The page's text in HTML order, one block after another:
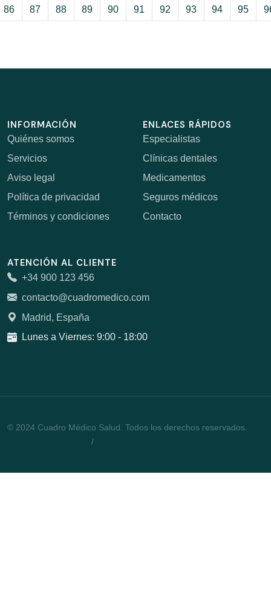
86 87 88 89 90 91 92 93 94 95
INFORMACIÓN
Quiénes somos
Servicios
Aviso legal
Política de privacidad
Términos y condiciones
ENLACES RÁPIDOS
Especialistas
Clínicas dentales
Medicamentos
Seguros médicos
Contacto
ATENCIÓN AL CLIENTE
+34 900 123 456
contacto@cuadromedico.com
Madrid, España
Lunes a Viernes: 9:00 - 18:00
© 2024 Cuadro Médico Salud. Todos los derechos reservados.
/